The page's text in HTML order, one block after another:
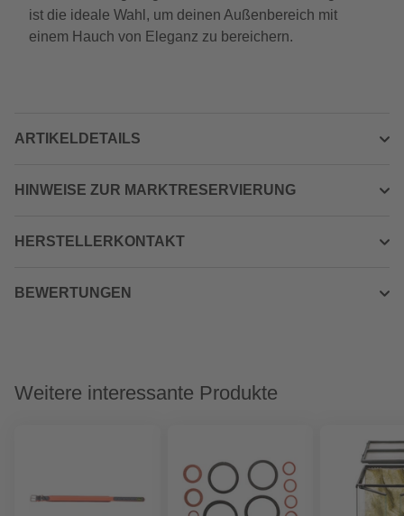
ist die ideale Wahl, um deinen Außenbereich mit
einem Hauch von Eleganz zu bereichern.
ARTIKELDETAILS
HINWEISE ZUR MARKTRESERVIERUNG
HERSTELLERKONTAKT
BEWERTUNGEN
Weitere interessante Produkte